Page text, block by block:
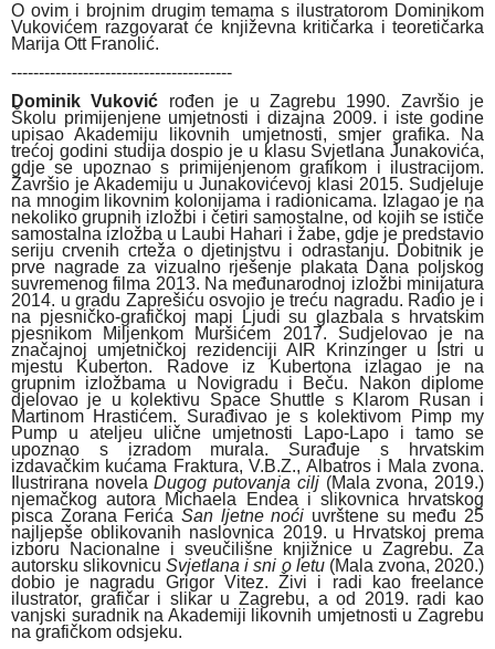
O ovim i brojnim drugim temama s ilustratorom Dominikom
Vukovićem razgovarat će književna kritičarka i teoretičarka
Marija Ott Franolić.
----------------------------------------
Dominik Vuković rođen je u Zagrebu 1990. Završio je
Školu primijenjene umjetnosti i dizajna 2009. i iste godine
upisao Akademiju likovnih umjetnosti, smjer grafika. Na
trećoj godini studija dospio je u klasu Svjetlana Junakovića,
gdje se upoznao s primijenjenom grafikom i ilustracijom.
Završio je Akademiju u Junakovićevoj klasi 2015. Sudjeluje
na mnogim likovnim kolonijama i radionicama. Izlagao je na
nekoliko grupnih izložbi i četiri samostalne, od kojih se ističe
samostalna izložba u Laubi Hahari i žabe, gdje je predstavio
seriju crvenih crteža o djetinjstvu i odrastanju. Dobitnik je
prve nagrade za vizualno rješenje plakata Dana poljskog
suvremenog filma 2013. Na međunarodnoj izložbi minijatura
2014. u gradu Zaprešiću osvojio je treću nagradu. Radio je i
na pjesničko-grafičkoj mapi Ljudi su glazbala s hrvatskim
pjesnikom Miljenkom Muršićem 2017. Sudjelovao je na
značajnoj umjetničkoj rezidenciji AIR Krinzinger u Istri u
mjestu Kuberton. Radove iz Kubertona izlagao je na
grupnim izložbama u Novigradu i Beču. Nakon diplome
djelovao je u kolektivu Space Shuttle s Klarom Rusan i
Martinom Hrastićem. Surađivao je s kolektivom Pimp my
Pump u ateljeu ulične umjetnosti Lapo-Lapo i tamo se
upoznao s izradom murala. Surađuje s hrvatskim
izdavačkim kućama Fraktura, V.B.Z., Albatros i Mala zvona.
Ilustrirana novelaDugog putovanja cilj(Mala zvona, 2019.)
njemačkog autora Michaela Endea i slikovnica hrvatskog
pisca Zorana Ferića San ljetne noći uvrštene su među 25
najljepše oblikovanih naslovnica 2019. u Hrvatskoj prema
izboru Nacionalne i sveučilišne knjižnice u Zagrebu. Za
autorsku slikovnicuSvjetlana i sni o letu(Mala zvona, 2020.)
dobio je nagradu Grigor Vitez. Živi i radi kao freelance
ilustrator, grafičar i slikar u Zagrebu, a od 2019. radi kao
vanjski suradnik na Akademiji likovnih umjetnosti u Zagrebu
na grafičkom odsjeku.